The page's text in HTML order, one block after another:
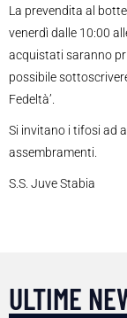
La prevendita al
venerdì dalle 10:00
acquistati saranno
possibile
Fedeltà’.
Si invitano i tifosi ad
assembramenti.
S.S. Juve Stabia
ULTIME